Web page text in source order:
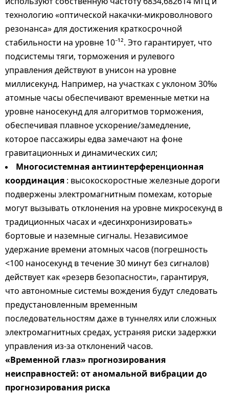
технологию «оптической накачки-микроволнового
резонанса» для достижения краткосрочной
стабильности на уровне 10⁻¹². Это гарантирует, что
подсистемы тяги, торможения и рулевого
управления действуют в унисон на уровне
миллисекунд. Например, на участках с уклоном 30‰
атомные часы обеспечивают временные метки на
уровне наносекунд для алгоритмов торможения,
обеспечивая плавное ускорение/замедление,
которое пассажиры едва замечают на фоне
гравитационных и динамических сил;
Многосистемная антиинтерференционная
координация : высокоскоростные железные дороги
подвержены электромагнитным помехам, которые
могут вызывать отклонения на уровне микросекунд в
традиционных часах и «десинхронизировать»
бортовые и наземные сигналы. Независимое
удержание времени атомных часов (погрешность
<100 наносекунд в течение 30 минут без сигналов)
действует как «резерв безопасности», гарантируя,
что автономные системы вождения будут следовать
предустановленным временным
последовательностям даже в туннелях или сложных
электромагнитных средах, устраняя риски задержки
управления из-за отклонений часов.
«Временной глаз» прогнозирования
неисправностей: от аномальной вибрации до
прогнозирования риска